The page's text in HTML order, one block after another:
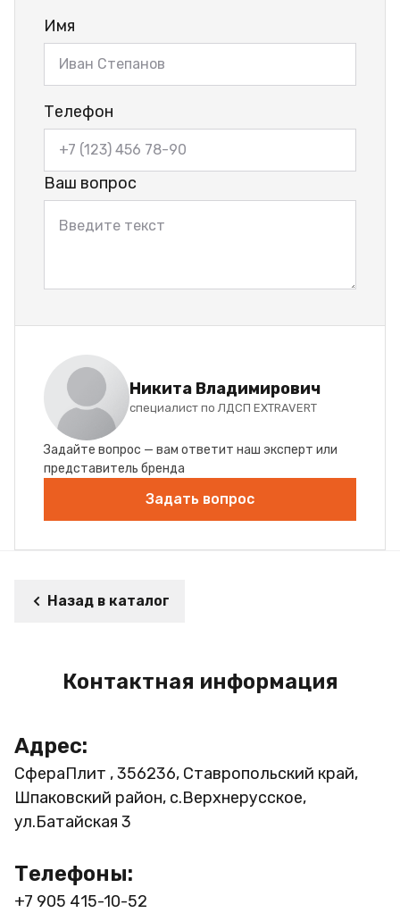
Имя
Телефон
Ваш вопрос
Никита Владимирович
специалист по ЛДСП EXTRAVERT
Задайте вопрос — вам ответит наш эксперт или
представитель бренда
Задать вопрос
Назад в каталог
Контактная информация
Адрес:
СфераПлит , 356236, Ставропольский край,
Шпаковский район, с.Верхнерусское,
ул.Батайская 3
Телефоны:
+7 905 415-10-52